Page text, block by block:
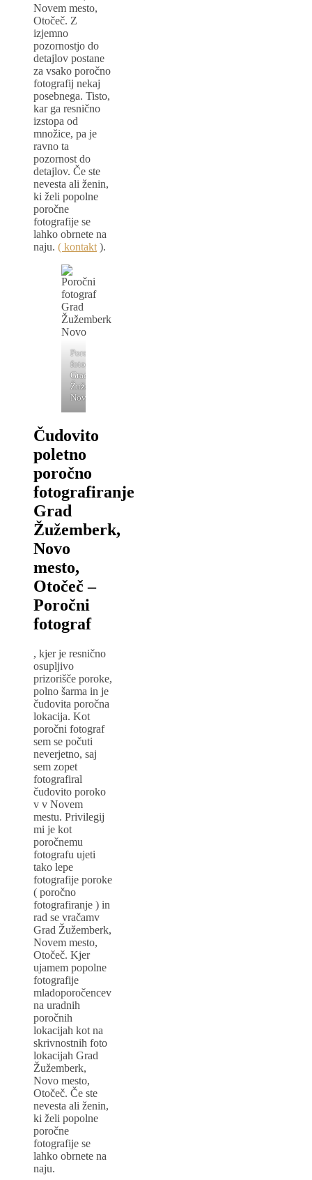
Novem mesto,
Otočeč. Z
izjemno
pozornostjo do
detajlov postane
za vsako poročno
fotografij nekaj
posebnega. Tisto,
kar ga resnično
izstopa od
množice, pa je
ravno ta
pozornost do
detajlov. Če ste
nevesta ali ženin,
ki želi popolne
poročne
fotografije se
lahko obrnete na
naju. ( kontakt ).
Poročni
fotograf
Grad
Žužemberk
Novo
Čudovito
poletno
poročno
fotografiranje
Grad
Žužemberk,
Novo
mesto,
Otočeč –
Poročni
fotograf
, kjer je resnično
osupljivo
prizorišče poroke,
polno šarma in je
čudovita poročna
lokacija. Kot
poročni fotograf
sem se počuti
neverjetno, saj
sem zopet
fotografiral
čudovito poroko
v v Novem
mestu. Privilegij
mi je kot
poročnemu
fotografu ujeti
tako lepe
fotografije poroke
( poročno
fotografiranje ) in
rad se vračamv
Grad Žužemberk,
Novem mesto,
Otočeč. Kjer
ujamem popolne
fotografije
mladoporočencev
na uradnih
poročnih
lokacijah kot na
skrivnostnih foto
lokacijah Grad
Žužemberk,
Novo mesto,
Otočeč. Če ste
nevesta ali ženin,
ki želi popolne
poročne
fotografije se
lahko obrnete na
naju.